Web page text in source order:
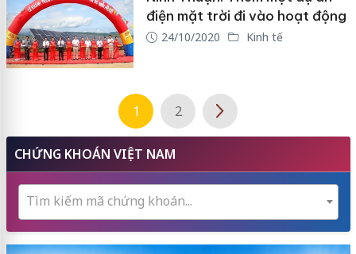
điện mặt trời đi vào hoạt động
24/10/2020 Kinh tế
1 2
CHỨNG KHOÁN VIỆT NAM
Tìm kiếm mã chứng khoán...